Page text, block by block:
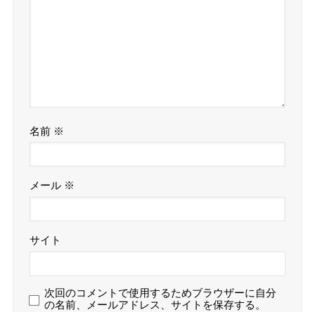
名前 ※
メール ※
サイト
次回のコメントで使用するためブラウザーに自分
の名前、メールアドレス、サイトを保存する。